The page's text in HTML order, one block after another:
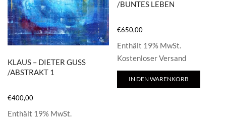
KLAUS – DIETER GUSS
/ABSTRAKT 1
€400,00
Enthält 19% MwSt.
/BUNTES LEBEN
€650,00
Enthält 19% MwSt.
Kostenloser Versand
IN DEN WARENKORB